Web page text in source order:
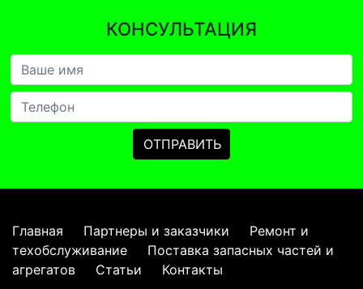
КОНСУЛЬТАЦИЯ
Главная Партнеры и заказчики
Ремонт и
техобслуживание
Поставка запасных частей и
агрегатов
Статьи Контакты